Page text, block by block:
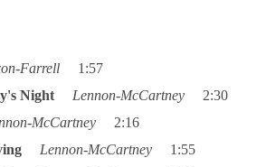
Farrell 1:57
Night Lennon-McCartney 2:30
McCartney 2:16
Lennon-McCartney 1:55